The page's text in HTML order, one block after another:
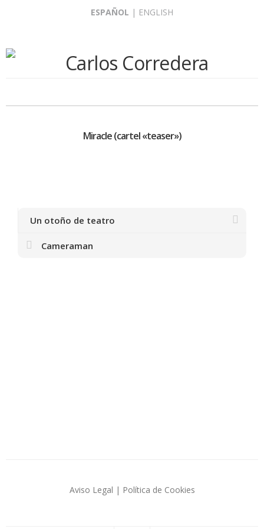
ESPAÑOL | ENGLISH
Miracle (cartel «teaser»)
Un otoño de teatro
Cameraman
Aviso Legal | Política de Cookies